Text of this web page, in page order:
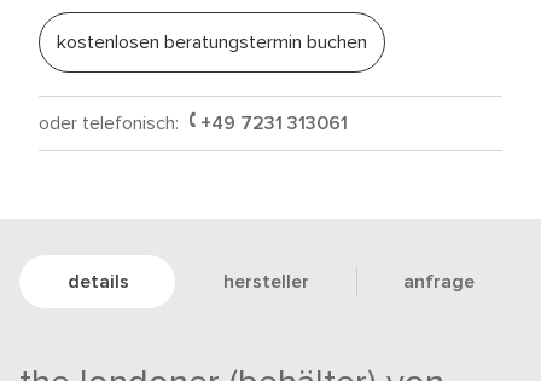
kostenlosen beratungstermin buchen
oder telefonisch: +49 7231 313061
details hersteller anfrage